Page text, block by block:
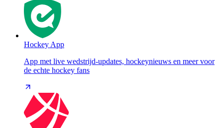
Hockey App
App met live wedstrijd-updates, hockeynieuws en meer voor
de echte hockey fans